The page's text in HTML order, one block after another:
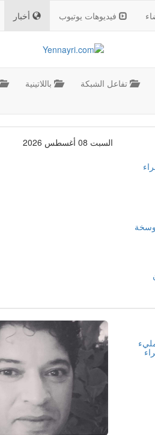
أخبار فيديوهات يوتيوب
باللاتينية تفاعل الشبكة
السبت 08 أغسطس 2026